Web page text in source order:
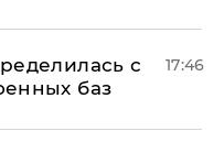
с
баз
17:46